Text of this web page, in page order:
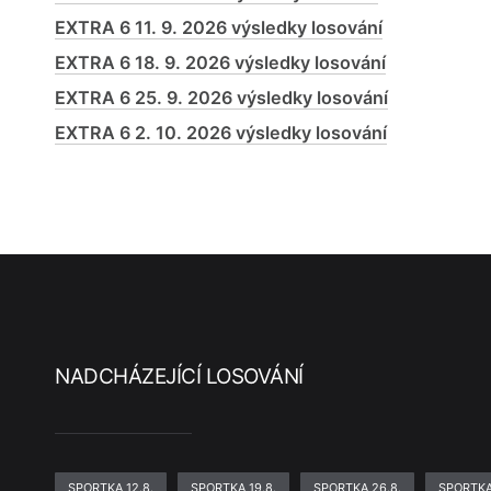
EXTRA 6 11. 9. 2026 výsledky losování
EXTRA 6 18. 9. 2026 výsledky losování
EXTRA 6 25. 9. 2026 výsledky losování
EXTRA 6 2. 10. 2026 výsledky losování
NADCHÁZEJÍCÍ LOSOVÁNÍ
SPORTKA 12.8. SPORTKA 19.8. SPORTKA 26.8.